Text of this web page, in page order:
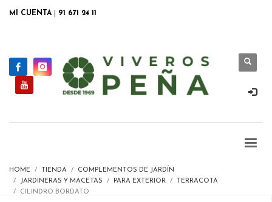
MI CUENTA 91 671 24 11
HOME TIENDA
COMPLEMENTOS DE JARDÍN
JARDINERAS Y MACETAS
PARA EXTERIOR
TERRACOTA
CILINDRO BORDATO